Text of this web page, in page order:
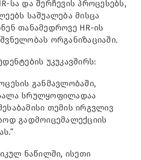
სა და შერჩევის პროცესებს,
საშუალება მისცა
თანამედროვე HR-ის
ორგანიზაციაში.
უკუკავშირს:
განმავლობაში,
სრულყოფილადაა
თემის ირგვლივ
გადმოიცემალექციის
ნაწილში, ისეთი